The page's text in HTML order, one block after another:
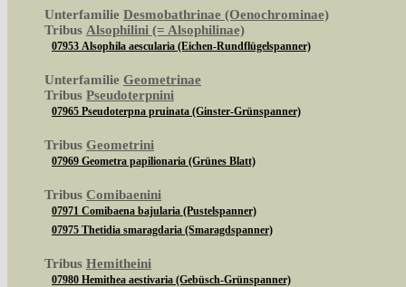
Unterfamilie Desmobathrinae (Oenochrominae)
Tribus Alsophilini (= Alsophilinae)
07953 Alsophila aescularia (Eichen-Rundflügelspanner)
Unterfamilie Geometrinae
Tribus Pseudoterpnini
07965 Pseudoterpna pruinata (Ginster-Grünspanner)
Tribus Geometrini
07969 Geometra papilionaria (Grünes Blatt)
Tribus Comibaenini
07971 Comibaena bajularia (Pustelspanner)
07975 Thetidia smaragdaria (Smaragdspanner)
Tribus Hemitheini
07980 Hemithea aestivaria (Gebüsch-Grünspanner)